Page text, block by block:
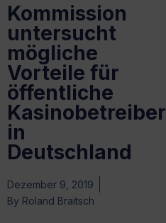
Kommission
untersucht
mögliche
Vorteile für
öffentliche
Kasinobetreiber
in
Deutschland
Dezember 9, 2019
By Roland Braitsch